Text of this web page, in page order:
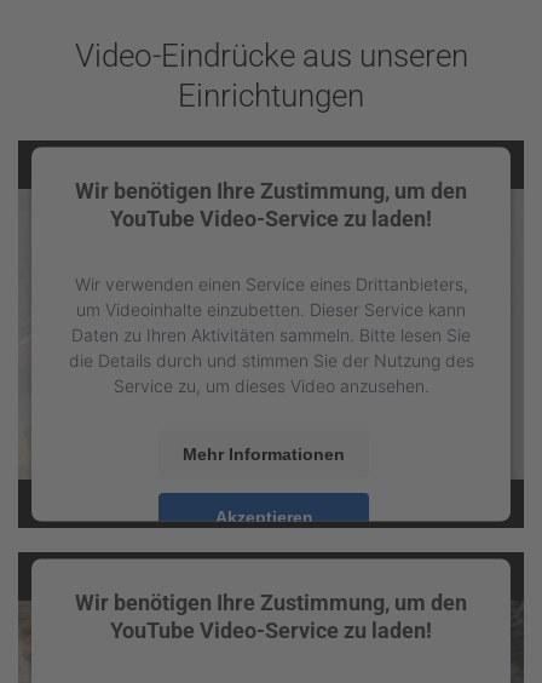
Video-Eindrücke aus unseren
Einrichtungen
Wir benötigen Ihre Zustimmung, um den
YouTube Video-Service zu laden!
Wir verwenden einen Service eines Drittanbieters,
um Videoinhalte einzubetten. Dieser Service kann
Daten zu Ihren Aktivitäten sammeln. Bitte lesen Sie
die Details durch und stimmen Sie der Nutzung des
Service zu, um dieses Video anzusehen.
Mehr Informationen
Akzeptieren
powered byUsercentrics Consent Management
Wir benötigen Ihre Zustimmung, um den
YouTube Video-Service zu laden!